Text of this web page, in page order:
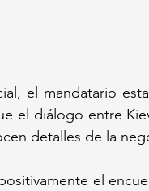
el mandatario
el diálogo entre
detalles de la
el